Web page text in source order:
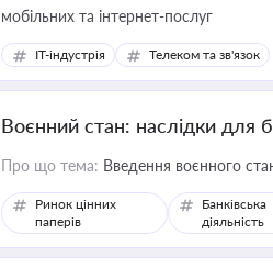
мобільних та інтернет-послуг
IT-індустрія Телеком та зв'язок
Воєнний стан: наслідки для
Про що тема: Введення воєнного
Ринок цінних
паперів
Банківська
діяльність